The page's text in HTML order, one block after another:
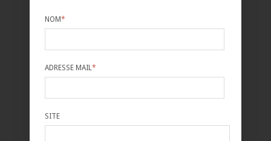
NOM*
ADRESSE MAIL*
SITE